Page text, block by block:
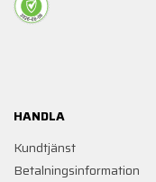
HANDLA
Kundtjänst
Betalningsinformation